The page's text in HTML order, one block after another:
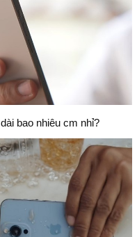
dài bao nhiêu cm nhỉ?